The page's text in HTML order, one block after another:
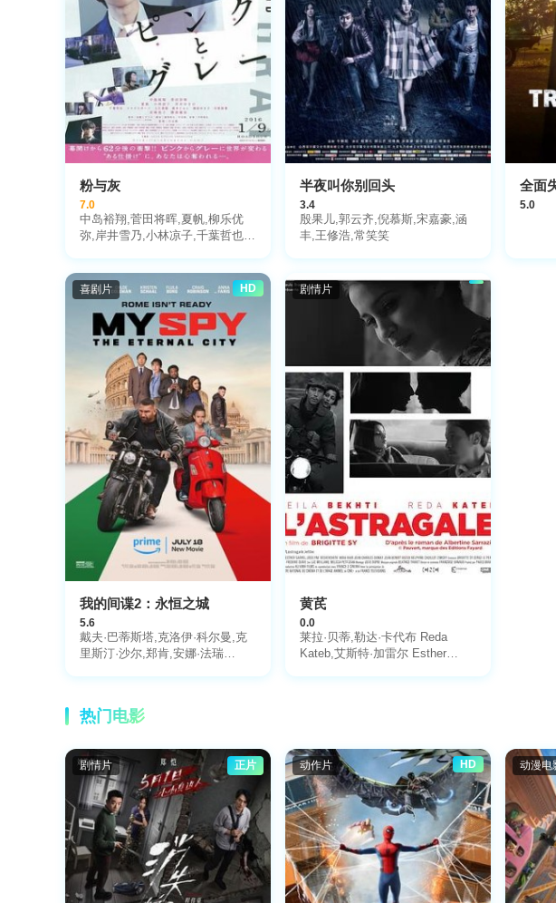
粉与灰
7.0
中岛裕翔,菅田将晖,夏帆,柳乐优
弥,岸井雪乃,小林凉子,千葉哲也,
半夜叫你别回头
3.4
殷果儿,郭云齐,倪慕斯,宋嘉豪,涵
丰,王修浩,常笑笑
全面
5.0
喜剧片 HD
我的间谍2：永恒之城
5.6
戴夫·巴蒂斯塔,克洛伊·科尔曼,克
里斯汀·沙尔,郑肯,安娜·法瑞
彼得·巴特勒,Arin,Gon?alves,尼古
尔·罗杰斯,Richard,Wright-
Firth,Dylan,Viljoen,Lara,Babalola
剧情片
黄芪
0.0
莱拉·贝蒂,勒达·卡代布 Reda
Kateb,艾斯特·加雷尔 Esther
热门电影
剧情片 正片 动作片 HD 动漫电